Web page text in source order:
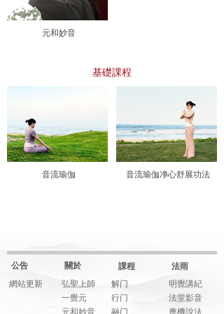
元和妙音
基礎課程
音流瑜伽 音流瑜伽净心舒展功法
網站更新
關於
公告
課程
弘聖上師
一覺元
元和妙音
解门
行门
融门
法雨
明覺講紀
法堂影音
應機說法